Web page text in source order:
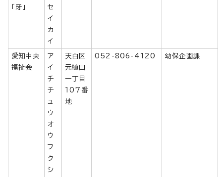
「牙」
セ
イ
カ
イ
愛知中央
福祉会
ア
イ
チ
チ
ュ
ウ
オ
ウ
フ
ク
シ
天白区
元植田
一丁目
107番
地
052-806-4120 幼保企画課